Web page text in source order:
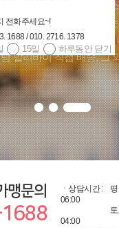
일발주 → 당일배송 / 주 6회
남 알리바이 직접 배송, 그
맹문의 ㆍ상담시간 : 평
06:00
04:00
전화주세요~!
1688 / 010. 2716. 1378
하루동안 닫기
15일